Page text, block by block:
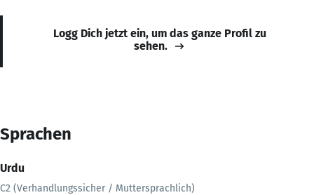
Logg Dich jetzt ein, um das ganze Profil zu
sehen.
Sprachen
Urdu
C2 (Verhandlungssicher / Muttersprachlich)